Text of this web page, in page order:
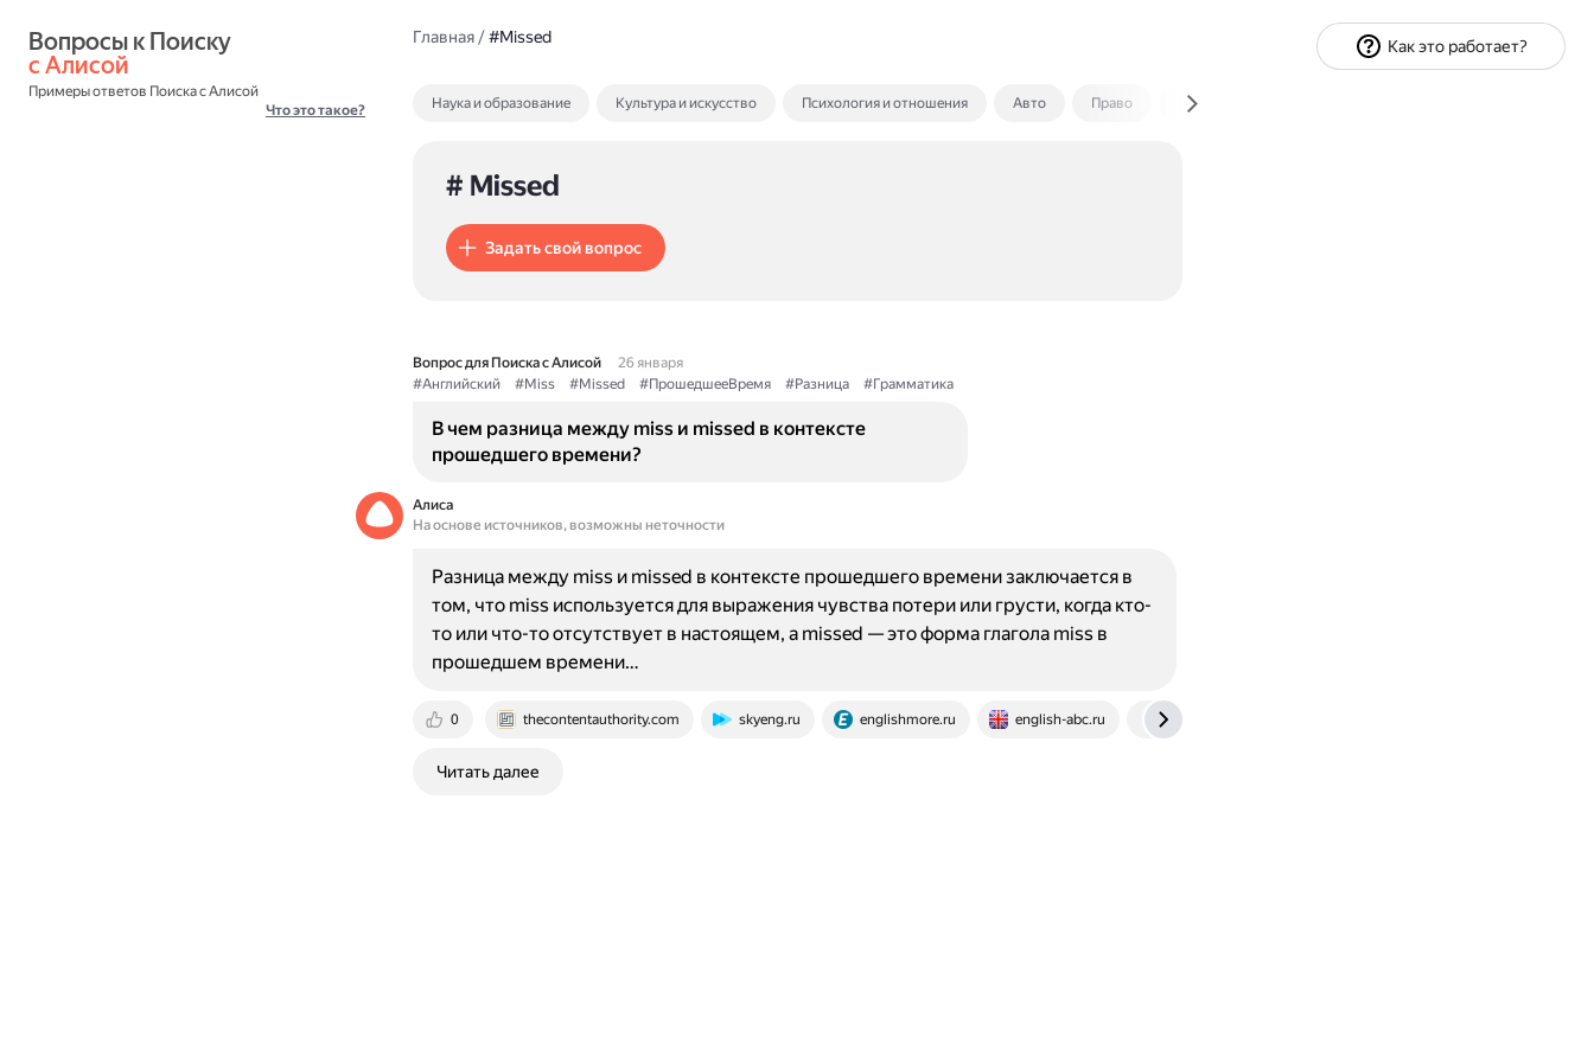
с Алисой
Примеры ответов Поиска с Алисой
Что это такое?
Главная/#Missed
Наука и образование Культура и искусство Психология и отношения Авто Право Экономика и финансы
# Missed
Задать свой вопрос
Вопрос для Поиска с Алисой
26 января
#Английский
#Miss #Missed #ПрошедшееВремя #Разница #Грамматика
В чем разница между miss и missed в контексте
прошедшего времени?
Алиса
На основе источников, возможны неточности
0 thecontentauthority.com skyeng.ru englishmore.ru english-abc.ru writingtips.org
Разница между miss и missed в контексте прошедшего времени заключается в
том, что miss используется для выражения чувства потери или грусти, когда кто-
то или что-то отсутствует в настоящем, а missed — это форма глагола miss в
прошедшем времени…
Читать далее
Как это работает?